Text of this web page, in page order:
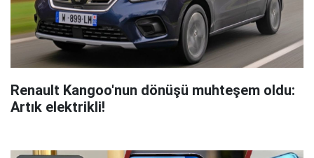
Renault Kangoo'nun dönüşü muhteşem oldu:
Artık elektrikli!